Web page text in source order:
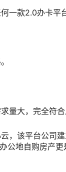
一款2.0办卡平
量大，完全符合
，该平台公司
公地自购房产